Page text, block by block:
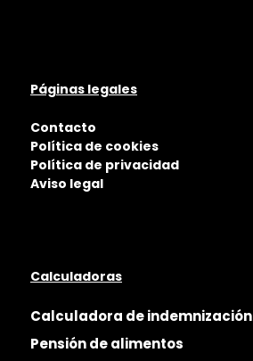
Páginas legales
Contacto
Política de cookies
Política de privacidad
Aviso legal
Calculadoras
Calculadora de indemnización
Pensión de alimentos